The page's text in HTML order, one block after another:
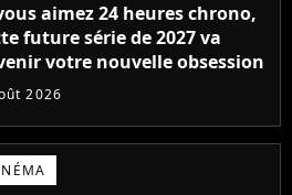
aimez 24 heures chrono,
future série de 2027 va
votre nouvelle obsession
2026